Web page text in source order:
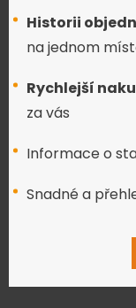
Historii
na jednom
Rychlejší
za vás
Informace o
Snadné a